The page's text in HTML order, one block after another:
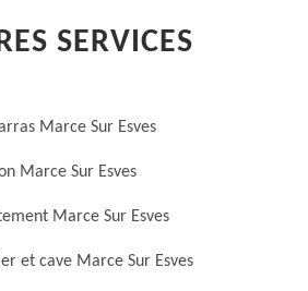
SERVICES
Marce Sur Esves
Marce Sur Esves
Marce Sur Esves
et cave Marce Sur Esves